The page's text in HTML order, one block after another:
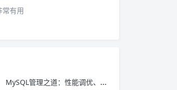
常有用
MySQL管理之道：性能调优、高可用与监控 PDF下载